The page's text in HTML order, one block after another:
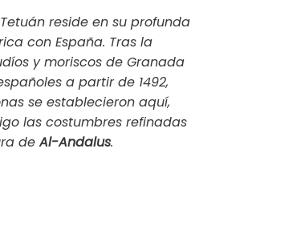
reside en su profunda
con España. Tras la
y moriscos de Granada
a partir de 1492,
se establecieron aquí,
las costumbres refinadas
deAl-Andalus.